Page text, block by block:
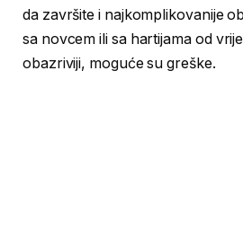
da završite i najkomplikovanije
sa novcem ili sa hartijama od
obazriviji, moguće su greške.